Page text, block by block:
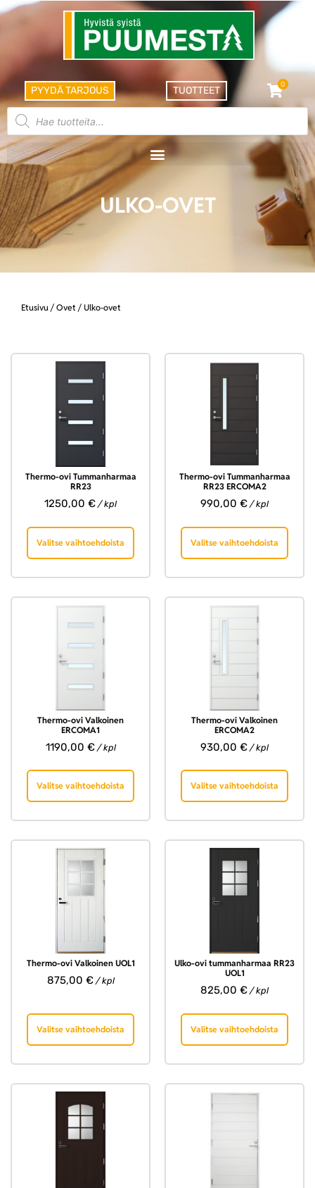
PYYDÄ TARJOUS TUOTTEET
0
ULKO-OVET
Etusivu / Ovet / Ulko-ovet
Thermo-ovi Tummanharmaa
RR23
1250,00 € / kpl
Valitse vaihtoehdoista
Thermo-ovi Tummanharmaa
RR23 ERCOMA2
990,00 € / kpl
Valitse vaihtoehdoista
Thermo-ovi Valkoinen
ERCOMA1
1190,00 €/ kpl
Valitse vaihtoehdoista
Thermo-ovi Valkoinen
ERCOMA2
930,00 € / kpl
Valitse vaihtoehdoista
Thermo-ovi Valkoinen UOL1
875,00 €/ kpl
Valitse vaihtoehdoista
Ulko-ovi tummanharmaa RR23
UOL1
825,00 € / kpl
Valitse vaihtoehdoista